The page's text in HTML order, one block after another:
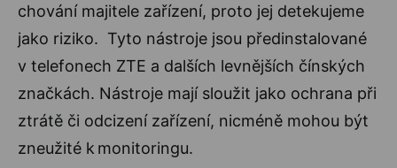
chování majitele zařízení, proto jej detekujeme
jako riziko. Tyto nástroje jsou předinstalované
v telefonech ZTE a dalších levnějších čínských
značkách. Nástroje mají sloužit jako ochrana při
ztrátě či odcizení zařízení, nicméně mohou být
zneužité k monitoringu.